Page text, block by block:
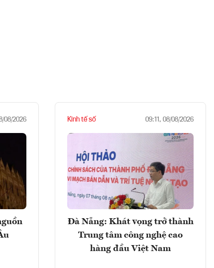
08/2026 Kinh tế số 09:11, 08/08/2026
Đà Nẵng: Khát vọng trở thành
Trung tâm công nghệ cao
hàng đầu Việt Nam